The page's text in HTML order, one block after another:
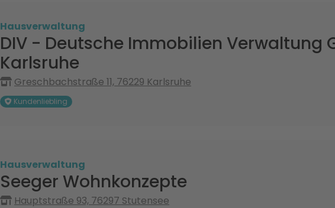
Hausverwaltung
DIV - Deutsche Immobilien Verwaltung
Karlsruhe
Greschbachstraße 11, 76229 Karlsruhe
Kundenliebling
Hausverwaltung
Seeger Wohnkonzepte
Hauptstraße 93, 76297 Stutensee